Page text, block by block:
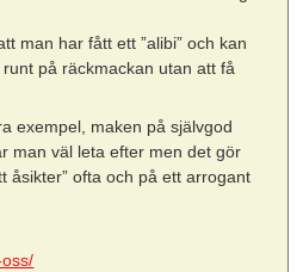
man har fått ett ”alibi” och kan
på räckmackan utan att få
exempel, maken på självgod
man väl leta efter men det gör
åsikter” ofta och på ett arrogant